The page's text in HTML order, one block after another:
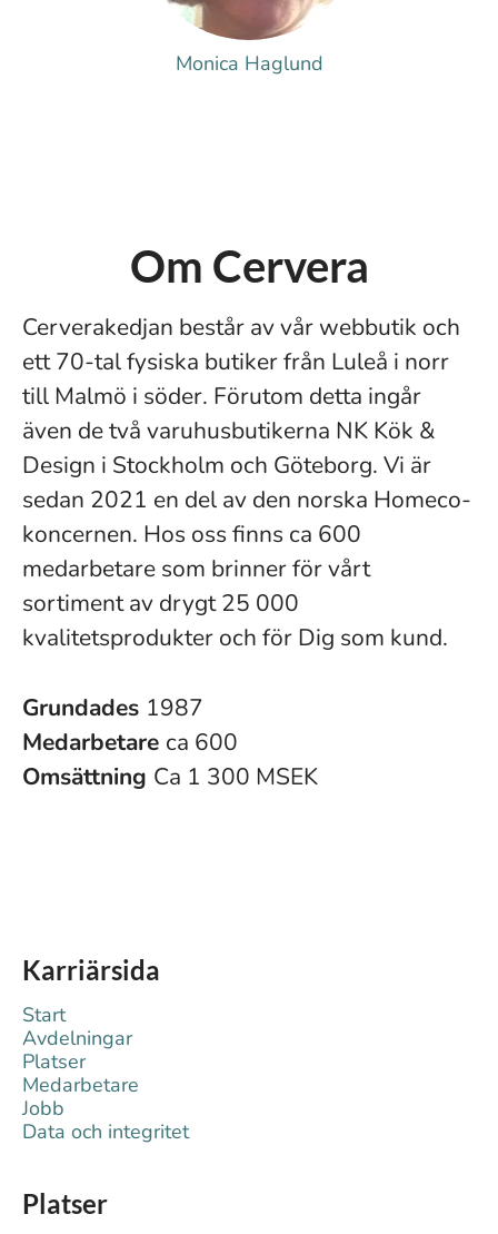
Monica Haglund
Om Cervera
Cerverakedjan består av vår webbutik och
ett 70-tal fysiska butiker från Luleå i norr
till Malmö i söder. Förutom detta ingår
även de två varuhusbutikerna NK Kök &
Design i Stockholm och Göteborg. Vi är
sedan 2021 en del av den norska Homeco-
koncernen. Hos oss finns ca 600
medarbetare som brinner för vårt
sortiment av drygt 25 000
kvalitetsprodukter och för Dig som kund.
Grundades 1987
Medarbetare ca 600
Omsättning Ca 1 300 MSEK
Karriärsida
Start
Avdelningar
Platser
Medarbetare
Jobb
Data och integritet
Platser